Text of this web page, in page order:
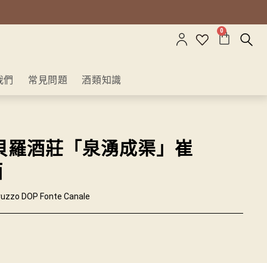
0
們 常見問題 酒類知識
羅酒莊「泉湧成渠」崔
DOP Fonte Canale